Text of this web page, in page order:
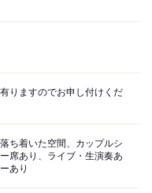
りますのでお申し付けくだ
ち着いた空間、カップルシ
席あり、ライブ・生演奏あ
あり